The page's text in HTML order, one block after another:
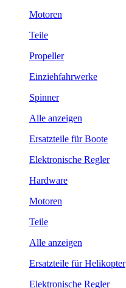
Motoren
Teile
Propeller
Einziehfahrwerke
Spinner
Alle anzeigen
Ersatzteile für Boote
Elektronische Regler
Hardware
Motoren
Teile
Alle anzeigen
Ersatzteile für Helikopter
Elektronische Regler